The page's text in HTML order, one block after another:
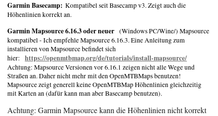
Garmin Basecamp: Kompatibel seit Basecamp v3. Zeigt auch die
Höhenlinien korrekt an.
Garmin Mapsource 6.16.3 oder neuer (Windows PC/Wine/) Mapsource
kompatibel - Ich empfehle Mapsource 6.16.3. Eine Anleitung zum
installieren von Mapsource befindet sich
hier: https://openmtbmap.org/de/tutorials/install-mapsource/
Achtung: Mapsource Versionen vor 6.16.1 zeigen nicht alle Wege und
Straßen an. Daher nicht mehr mit den OpenMTBMaps benutzen!
Mapsource zeigt generell keine OpenMTBMap Höhenlinien gleichzeitig
mit Karten an (dafür kann man aber Basecamp benutzen).
Achtung: Garmin Mapsource kann die Höhenlinien nicht korrekt